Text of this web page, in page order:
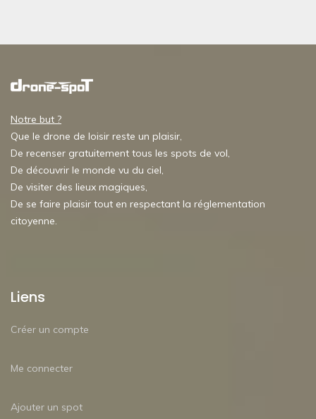
Notre but ?
Que le drone de loisir reste un plaisir,
De recenser gratuitement tous les spots de vol,
De découvrir le monde vu du ciel,
De visiter des lieux magiques,
De se faire plaisir tout en respectant la réglementation
citoyenne.
Liens
Créer un compte
Me connecter
Ajouter un spot